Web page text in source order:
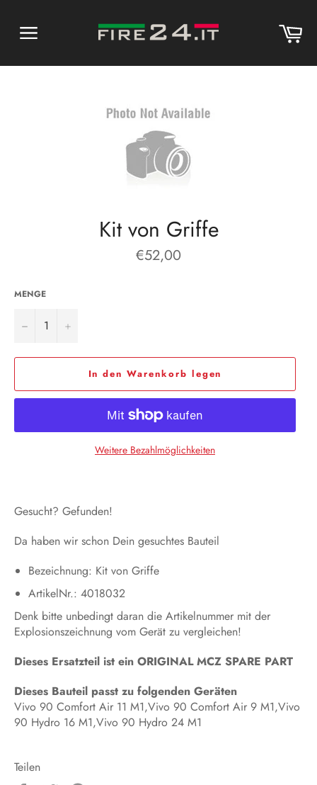
Inhalt
Kit von Griffe
Normaler
Preis
€52,00
MENGE
− +
In den Warenkorb legen
Weitere Bezahlmöglichkeiten
Gesucht? Gefunden!
Da haben wir schon Dein gesuchtes Bauteil
Bezeichnung: Kit von Griffe
ArtikelNr.: 4018032
Denk bitte unbedingt daran die Artikelnummer mit der
Explosionszeichnung vom Gerät zu vergleichen!
Dieses Ersatzteil ist ein ORIGINAL MCZ SPARE PART
Dieses Bauteil passt zu folgenden Geräten
Vivo 90 Comfort Air 11 M1,Vivo 90 Comfort Air 9 M1,Vivo
90 Hydro 16 M1,Vivo 90 Hydro 24 M1
Teilen